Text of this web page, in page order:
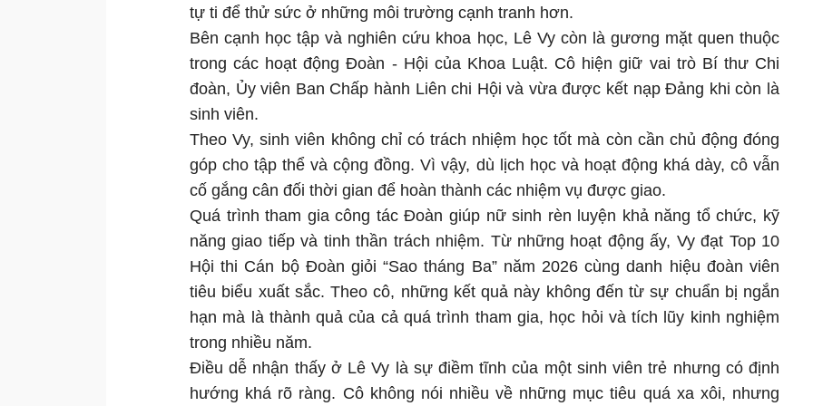
tự ti để thử sức ở những môi trường cạnh tranh hơn.
Bên cạnh học tập và nghiên cứu khoa học, Lê Vy còn là gương mặt quen thuộc
trong các hoạt động Đoàn - Hội của Khoa Luật. Cô hiện giữ vai trò Bí thư Chi
đoàn, Ủy viên Ban Chấp hành Liên chi Hội và vừa được kết nạp Đảng khi còn là
sinh viên.
Theo Vy, sinh viên không chỉ có trách nhiệm học tốt mà còn cần chủ động đóng
góp cho tập thể và cộng đồng. Vì vậy, dù lịch học và hoạt động khá dày, cô vẫn
cố gắng cân đối thời gian để hoàn thành các nhiệm vụ được giao.
Quá trình tham gia công tác Đoàn giúp nữ sinh rèn luyện khả năng tổ chức, kỹ
năng giao tiếp và tinh thần trách nhiệm. Từ những hoạt động ấy, Vy đạt Top 10
Hội thi Cán bộ Đoàn giỏi “Sao tháng Ba” năm 2026 cùng danh hiệu đoàn viên
tiêu biểu xuất sắc. Theo cô, những kết quả này không đến từ sự chuẩn bị ngắn
hạn mà là thành quả của cả quá trình tham gia, học hỏi và tích lũy kinh nghiệm
trong nhiều năm.
Điều dễ nhận thấy ở Lê Vy là sự điềm tĩnh của một sinh viên trẻ nhưng có định
hướng khá rõ ràng. Cô không nói nhiều về những mục tiêu quá xa xôi, nhưng